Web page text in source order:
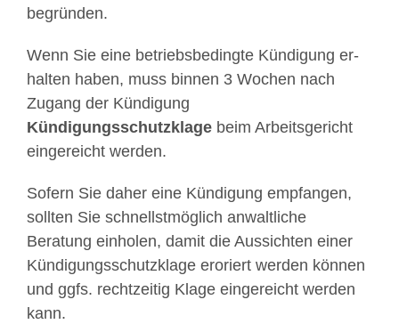
begründen.
Wenn Sie ei­ne be­triebs­be­ding­te Kündi­gung er­
hal­ten ha­ben, muss binnen 3 Wochen nach
Zugang der Kündigung
Kündigungsschutzklage beim Arbeitsgericht
eingereicht werden.
Sofern Sie daher eine Kündigung empfangen,
sollten Sie schnellstmöglich anwaltliche
Beratung einholen, damit die Aussichten einer
Kündigungsschutzklage eroriert werden können
und ggfs. rechtzeitig Klage eingereicht werden
kann.